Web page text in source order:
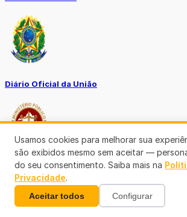
Diário Oficial da União
Ouvidoria MP-RO
Usamos cookies para melhorar sua
são exibidos mesmo sem aceitar —
do seu consentimento. Saiba mais na
Privacidade.
Aceitar todos Configurar